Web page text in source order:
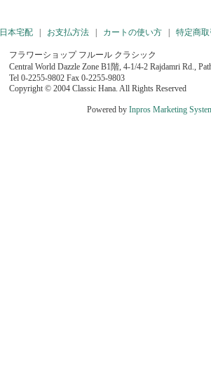
日本宅配 お支払方法 カートの使い方 特定商
フラワーショップ フルール クラシック
Central World Dazzle Zone B1階, 4-1/4-2 Rajdamri Rd.,
Tel 0-2255-9802 Fax 0-2255-9803
Copyright © 2004 Classic Hana. All Rights Reserved
Powered by Inpros Marketing